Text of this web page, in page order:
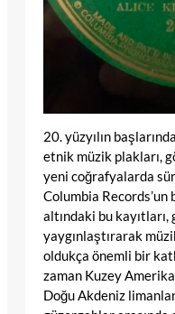
20. yüzyılın
etnik müzik plakları,
yeni coğrafyalarda
Columbia Records’un
altındaki bu kayıtları,
yaygınlaştırarak
oldukça önemli bir
zaman Kuzey
Doğu Akdeniz